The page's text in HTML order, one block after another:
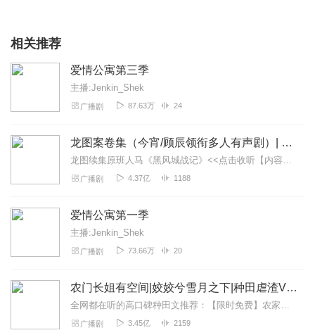
多多更新，终于能听爱情公寓了！
2026-02-01
相关推荐
爱情公寓第三季
主播:Jenkin_Shek
广播剧 87.63万 24
龙图案卷集（今宵/顾辰领衔多人有声剧）| 探案
龙图续集原班人马《黑风城战记》<<点击收听【内容简介】《龙图案卷集》是由耳雅根据古典名著《三侠五义》（又叫七五）改编所写的网络小说，主要讲述的是鼠（白玉堂）...
广播剧 4.37亿 1188
爱情公寓第一季
主播:Jenkin_Shek
广播剧 73.66万 20
农门长姐有空间|姣姣兮雪月之下|种田虐渣VIP免费
全网都在听的高口碑种田文推荐：【限时免费】农家小福女|姣姣兮郁雨竹|全网最快寒门大俗人|姣姣兮杜骁|萌宝女强古言爽文魏晋干饭人未删减全网最快|农家小福...
广播剧 3.45亿 2159